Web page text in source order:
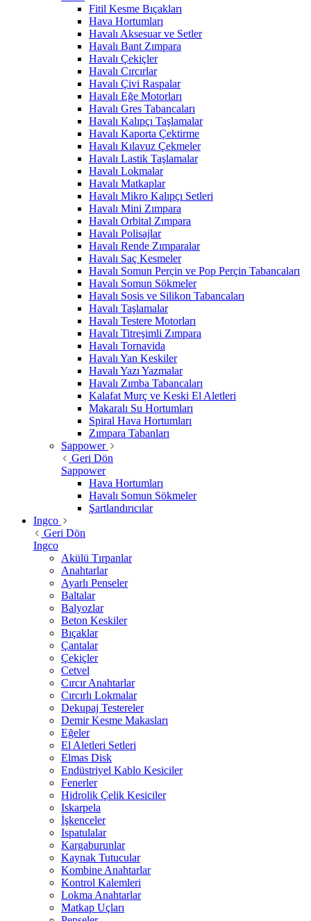
Fitil Kesme Bıçakları
Hava Hortumları
Havalı Aksesuar ve Setler
Havalı Bant Zımpara
Havalı Çekiçler
Havalı Cırcırlar
Havalı Çivi Raspalar
Havalı Eğe Motorları
Havalı Gres Tabancaları
Havalı Kalıpçı Taşlamalar
Havalı Kaporta Çektirme
Havalı Kılavuz Çekmeler
Havalı Lastik Taşlamalar
Havalı Lokmalar
Havalı Matkaplar
Havalı Mikro Kalıpçı Setleri
Havalı Mini Zımpara
Havalı Orbital Zımpara
Havalı Polisajlar
Havalı Rende Zımparalar
Havalı Saç Kesmeler
Havalı Somun Perçin ve Pop Perçin Tabancaları
Havalı Somun Sökmeler
Havalı Sosis ve Silikon Tabancaları
Havalı Taşlamalar
Havalı Testere Motorları
Havalı Titreşimli Zımpara
Havalı Tornavida
Havalı Yan Keskiler
Havalı Yazı Yazmalar
Havalı Zımba Tabancaları
Kalafat Murç ve Keski El Aletleri
Makaralı Su Hortumları
Spiral Hava Hortumları
Zımpara Tabanları
Sappower
Geri Dön
Sappower
Hava Hortumları
Havalı Somun Sökmeler
Şartlandırıcılar
Ingco
Geri Dön
Ingco
Akülü Tırpanlar
Anahtarlar
Ayarlı Penseler
Baltalar
Balyozlar
Beton Keskiler
Bıçaklar
Çantalar
Çekiçler
Cetvel
Cırcır Anahtarlar
Cırcırlı Lokmalar
Dekupaj Testereler
Demir Kesme Makasları
Eğeler
El Aletleri Setleri
Elmas Disk
Endüstriyel Kablo Kesiciler
Fenerler
Hidrolik Çelik Kesiciler
Iskarpela
İşkenceler
Ispatulalar
Kargaburunlar
Kaynak Tutucular
Kombine Anahtarlar
Kontrol Kalemleri
Lokma Anahtarlar
Matkap Uçları